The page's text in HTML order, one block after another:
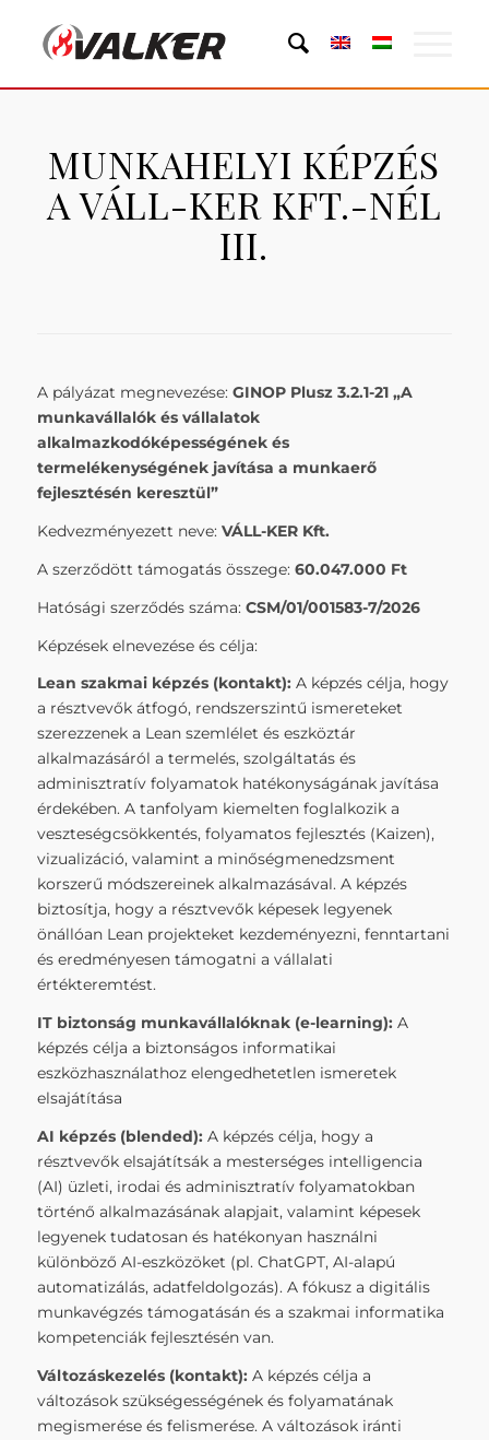
MUNKAHELYI KÉPZÉS
A VÁLL-KER KFT.-NÉL
III.
A pályázat megnevezése: GINOP Plusz 3.2.1-21 „A
munkavállalók és vállalatok
alkalmazkodóképességének és
termelékenységének javítása a munkaerő
fejlesztésén keresztül”
Kedvezményezett neve: VÁLL-KER Kft.
A szerződött támogatás összege: 60.047.000 Ft
Hatósági szerződés száma: CSM/01/001583-7/2026
Képzések elnevezése és célja:
Lean szakmai képzés (kontakt): A képzés célja, hogy
a résztvevők átfogó, rendszerszintű ismereteket
szerezzenek a Lean szemlélet és eszköztár
alkalmazásáról a termelés, szolgáltatás és
adminisztratív folyamatok hatékonyságának javítása
érdekében. A tanfolyam kiemelten foglalkozik a
veszteségcsökkentés, folyamatos fejlesztés (Kaizen),
vizualizáció, valamint a minőségmenedzsment
korszerű módszereinek alkalmazásával. A képzés
biztosítja, hogy a résztvevők képesek legyenek
önállóan Lean projekteket kezdeményezni, fenntartani
és eredményesen támogatni a vállalati
értékteremtést.
IT biztonság munkavállalóknak (e-learning): A
képzés célja a biztonságos informatikai
eszközhasználathoz elengedhetetlen ismeretek
elsajátítása
AI képzés (blended): A képzés célja, hogy a
résztvevők elsajátítsák a mesterséges intelligencia
(AI) üzleti, irodai és adminisztratív folyamatokban
történő alkalmazásának alapjait, valamint képesek
legyenek tudatosan és hatékonyan használni
különböző AI-eszközöket (pl. ChatGPT, AI-alapú
automatizálás, adatfeldolgozás). A fókusz a digitális
munkavégzés támogatásán és a szakmai informatika
kompetenciák fejlesztésén van.
Változáskezelés (kontakt): A képzés célja a
változások szükségességének és folyamatának
megismerése és felismerése. A változások iránti